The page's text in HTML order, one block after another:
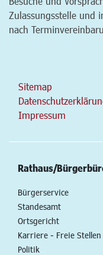
Zulassungsstelle und
nach
Sitemap
Impressum
Rathaus/
Bürgerservice
Standesamt
Ortsgericht
Karriere - Freie Stellen
Politik